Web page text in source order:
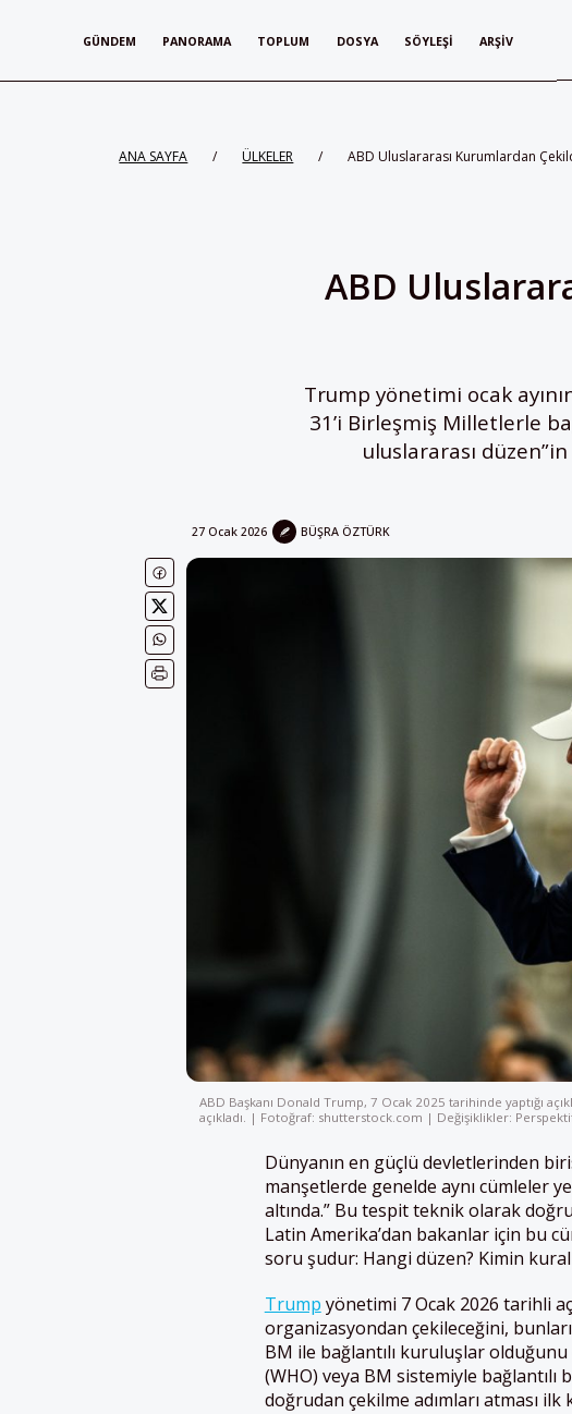
GÜNDEM PANORAMA TOPLUM DOSYA SÖYLEŞI ARŞIV
ANA SAYFA / ÜLKELER / ABD Uluslararası Kurumlardan
ABD
Trump yönetimi ocak
31’i Birleşmiş Milletlerle
uluslararası
27 Ocak 2026 BÜŞRA ÖZTÜRK
ABD Başkanı Donald Trump, 7 Ocak 2025 tarihinde yaptığı
açıkladı. | Fotoğraf: shutterstock.com | Değişiklikler:
Dünyanın en güçlü devletlerinden
manşetlerde genelde aynı cümleler
altında.” Bu tespit teknik olarak
Latin Amerika’dan bakanlar için bu
soru şudur: Hangi düzen? Kimin
Trump yönetimi 7 Ocak 2026 tarihli
organizasyondan çekileceğini,
BM ile bağlantılı kuruluşlar olduğunu
(WHO) veya BM sistemiyle bağlantılı
doğrudan çekilme adımları atması ilk